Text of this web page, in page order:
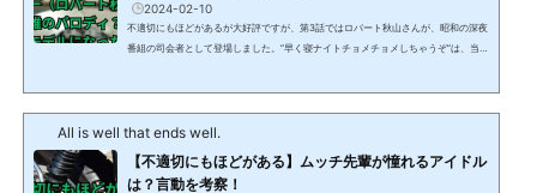
2024-02-10
不適切にもほどがあるが大好評ですが、第3話ではロバート秋山さんが、昭和の深夜
番組の司会者として登場しました。”早く寝ナイトチョメチョメしちゃうぞ”は、当時
にもほどがある】ズッキー（ロバート秋山）は誰のパロディ？不適切にもほどがあ
All is well that ends well.
【不適切にもほどがある】ムッチ先輩が憧れるアイドル
は？言動を考察！